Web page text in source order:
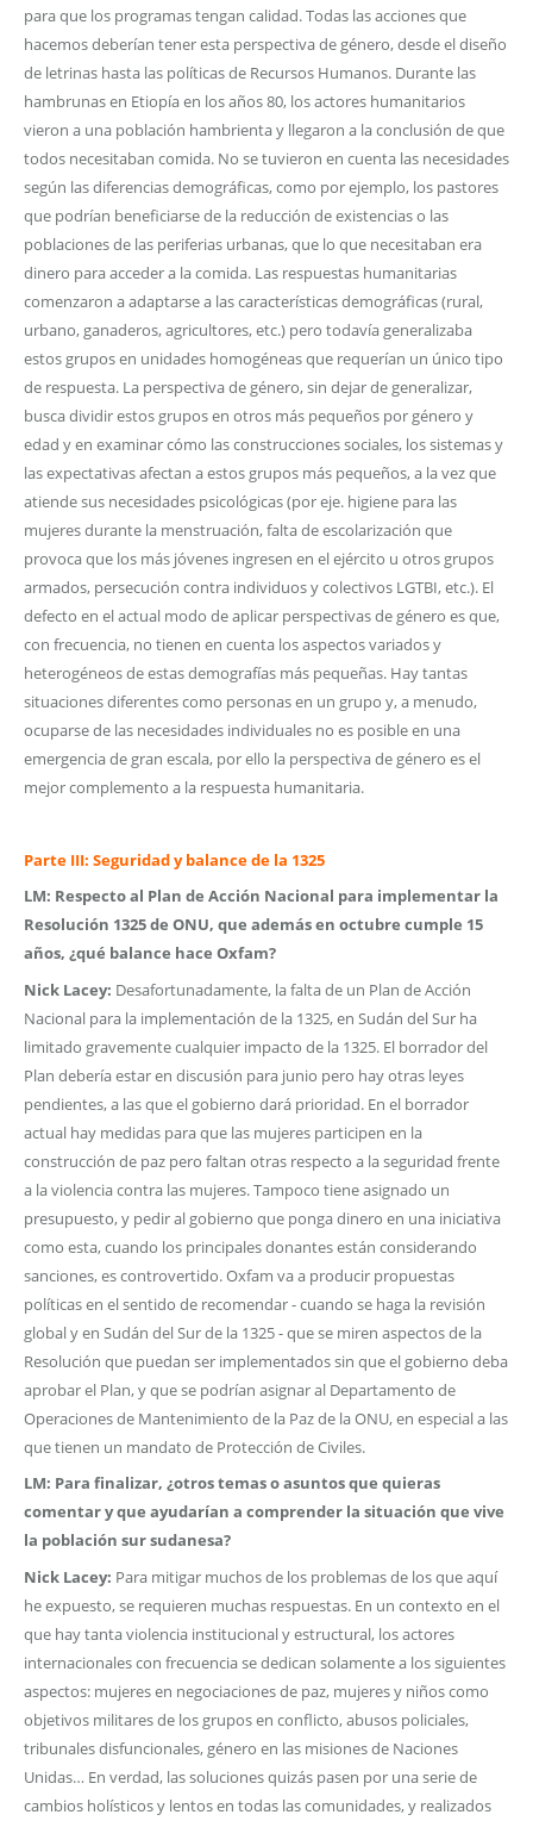
para que los programas tengan calidad. Todas las acciones que
hacemos deberían tener esta perspectiva de género, desde el diseño
de letrinas hasta las políticas de Recursos Humanos. Durante las
hambrunas en Etiopía en los años 80, los actores humanitarios
vieron a una población hambrienta y llegaron a la conclusión de que
todos necesitaban comida. No se tuvieron en cuenta las necesidades
según las diferencias demográficas, como por ejemplo, los pastores
que podrían beneficiarse de la reducción de existencias o las
poblaciones de las periferias urbanas, que lo que necesitaban era
dinero para acceder a la comida. Las respuestas humanitarias
comenzaron a adaptarse a las características demográficas (rural,
urbano, ganaderos, agricultores, etc.) pero todavía generalizaba
estos grupos en unidades homogéneas que requerían un único tipo
de respuesta. La perspectiva de género, sin dejar de generalizar,
busca dividir estos grupos en otros más pequeños por género y
edad y en examinar cómo las construcciones sociales, los sistemas y
las expectativas afectan a estos grupos más pequeños, a la vez que
atiende sus necesidades psicológicas (por eje. higiene para las
mujeres durante la menstruación, falta de escolarización que
provoca que los más jóvenes ingresen en el ejército u otros grupos
armados, persecución contra individuos y colectivos LGTBI, etc.). El
defecto en el actual modo de aplicar perspectivas de género es que,
con frecuencia, no tienen en cuenta los aspectos variados y
heterogéneos de estas demografías más pequeñas. Hay tantas
situaciones diferentes como personas en un grupo y, a menudo,
ocuparse de las necesidades individuales no es posible en una
emergencia de gran escala, por ello la perspectiva de género es el
mejor complemento a la respuesta humanitaria.
Parte III: Seguridad y balance de la 1325
LM: Respecto al Plan de Acción Nacional para implementar la
Resolución 1325 de ONU, que además en octubre cumple 15
años, ¿qué balance hace Oxfam?
Nick Lacey: Desafortunadamente, la falta de un Plan de Acción
Nacional para la implementación de la 1325, en Sudán del Sur ha
limitado gravemente cualquier impacto de la 1325. El borrador del
Plan debería estar en discusión para junio pero hay otras leyes
pendientes, a las que el gobierno dará prioridad. En el borrador
actual hay medidas para que las mujeres participen en la
construcción de paz pero faltan otras respecto a la seguridad frente
a la violencia contra las mujeres. Tampoco tiene asignado un
presupuesto, y pedir al gobierno que ponga dinero en una iniciativa
como esta, cuando los principales donantes están considerando
sanciones, es controvertido. Oxfam va a producir propuestas
políticas en el sentido de recomendar - cuando se haga la revisión
global y en Sudán del Sur de la 1325 - que se miren aspectos de la
Resolución que puedan ser implementados sin que el gobierno deba
aprobar el Plan, y que se podrían asignar al Departamento de
Operaciones de Mantenimiento de la Paz de la ONU, en especial a las
que tienen un mandato de Protección de Civiles.
LM: Para finalizar, ¿otros temas o asuntos que quieras
comentar y que ayudarían a comprender la situación que vive
la población sur sudanesa?
Nick Lacey: Para mitigar muchos de los problemas de los que aquí
he expuesto, se requieren muchas respuestas. En un contexto en el
que hay tanta violencia institucional y estructural, los actores
internacionales con frecuencia se dedican solamente a los siguientes
aspectos: mujeres en negociaciones de paz, mujeres y niños como
objetivos militares de los grupos en conflicto, abusos policiales,
tribunales disfuncionales, género en las misiones de Naciones
Unidas… En verdad, las soluciones quizás pasen por una serie de
cambios holísticos y lentos en todas las comunidades, y realizados